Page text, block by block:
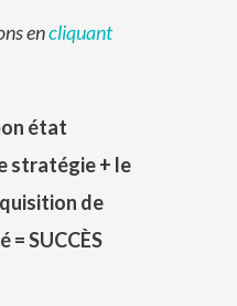
encliquant
état
stratégie + le
de
SUCCÈS